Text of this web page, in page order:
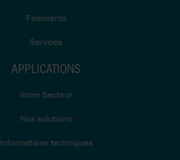
Fabricants
Services
APPLICATIONS
Votre Secteur
Nos solutions
Informations techniques